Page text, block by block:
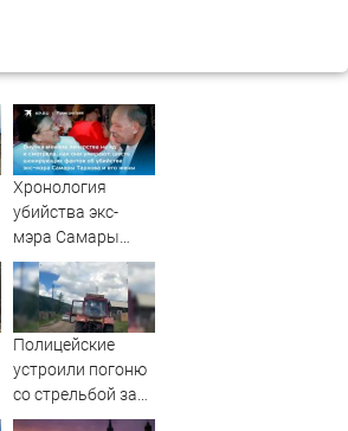
Хронология
убийства экс-
мэра Самары
Виктора Тархова
и его жены: шесть
шокирующих
фактов, новые
Полицейские
устроили погоню
со стрельбой за
пьяным